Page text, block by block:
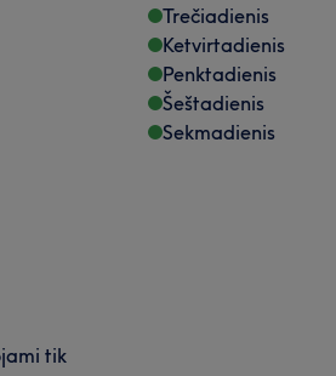
tik
Trečiadienis
Ketvirtadienis
Penktadienis
Šeštadienis
Sekmadienis